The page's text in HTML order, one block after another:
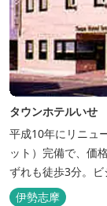
タウンホテルいせ
平成10年にリニュ
ット）完備で、価
ずれも徒歩3分。ビ
伊勢志摩